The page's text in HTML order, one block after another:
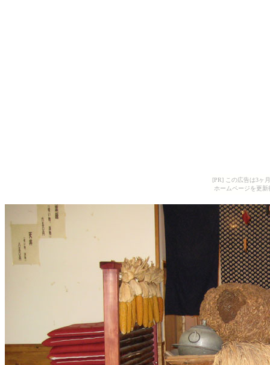
[PR] この広告は3ヶ
ホームページを更